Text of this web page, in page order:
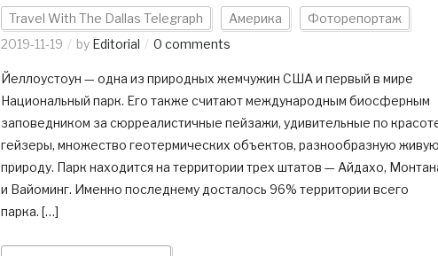
Travel With The Dallas Telegraph Америка
Фоторепортаж
2019-11-19
by Editorial 0 comments
Йеллоустоун — одна из природных жемчужин США и первый в мире
Национальный парк. Его также считают международным биосферным
заповедником за сюрреалистичные пейзажи, удивительные по
гейзеры, множество геотермических объектов, разнообразную
природу. Парк находится на территории трех штатов — Айдахо,
и Вайоминг. Именно последнему досталось 96% территории всего
парка. […]